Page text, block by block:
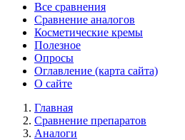
Все сравнения
Сравнение аналогов
Косметические кремы
Полезное
Опросы
Оглавление (карта сайта)
О сайте
Главная
Сравнение препаратов
Аналоги